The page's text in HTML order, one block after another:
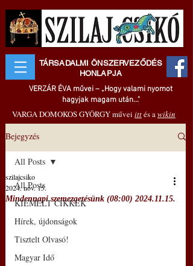
TÁRSADALMI ÖNSZERVEZŐDÉS
HONLAPJA
VERZÁR ÉVA művei – „Hogy valami nyomot
hagyjak magam után..."
VARGA DOMOKOS GYÖRGY művei ittés awikin
Bejegyzés
All Posts
KIEMELT CIKKEK
Hírek, újdonságok
Tisztelt Olvasó!
Magyar Idő
All Posts
Mindennapi szemezgetésünk (08:00) 2024.11.15.
szilajcsiko
2024. nov. 15.